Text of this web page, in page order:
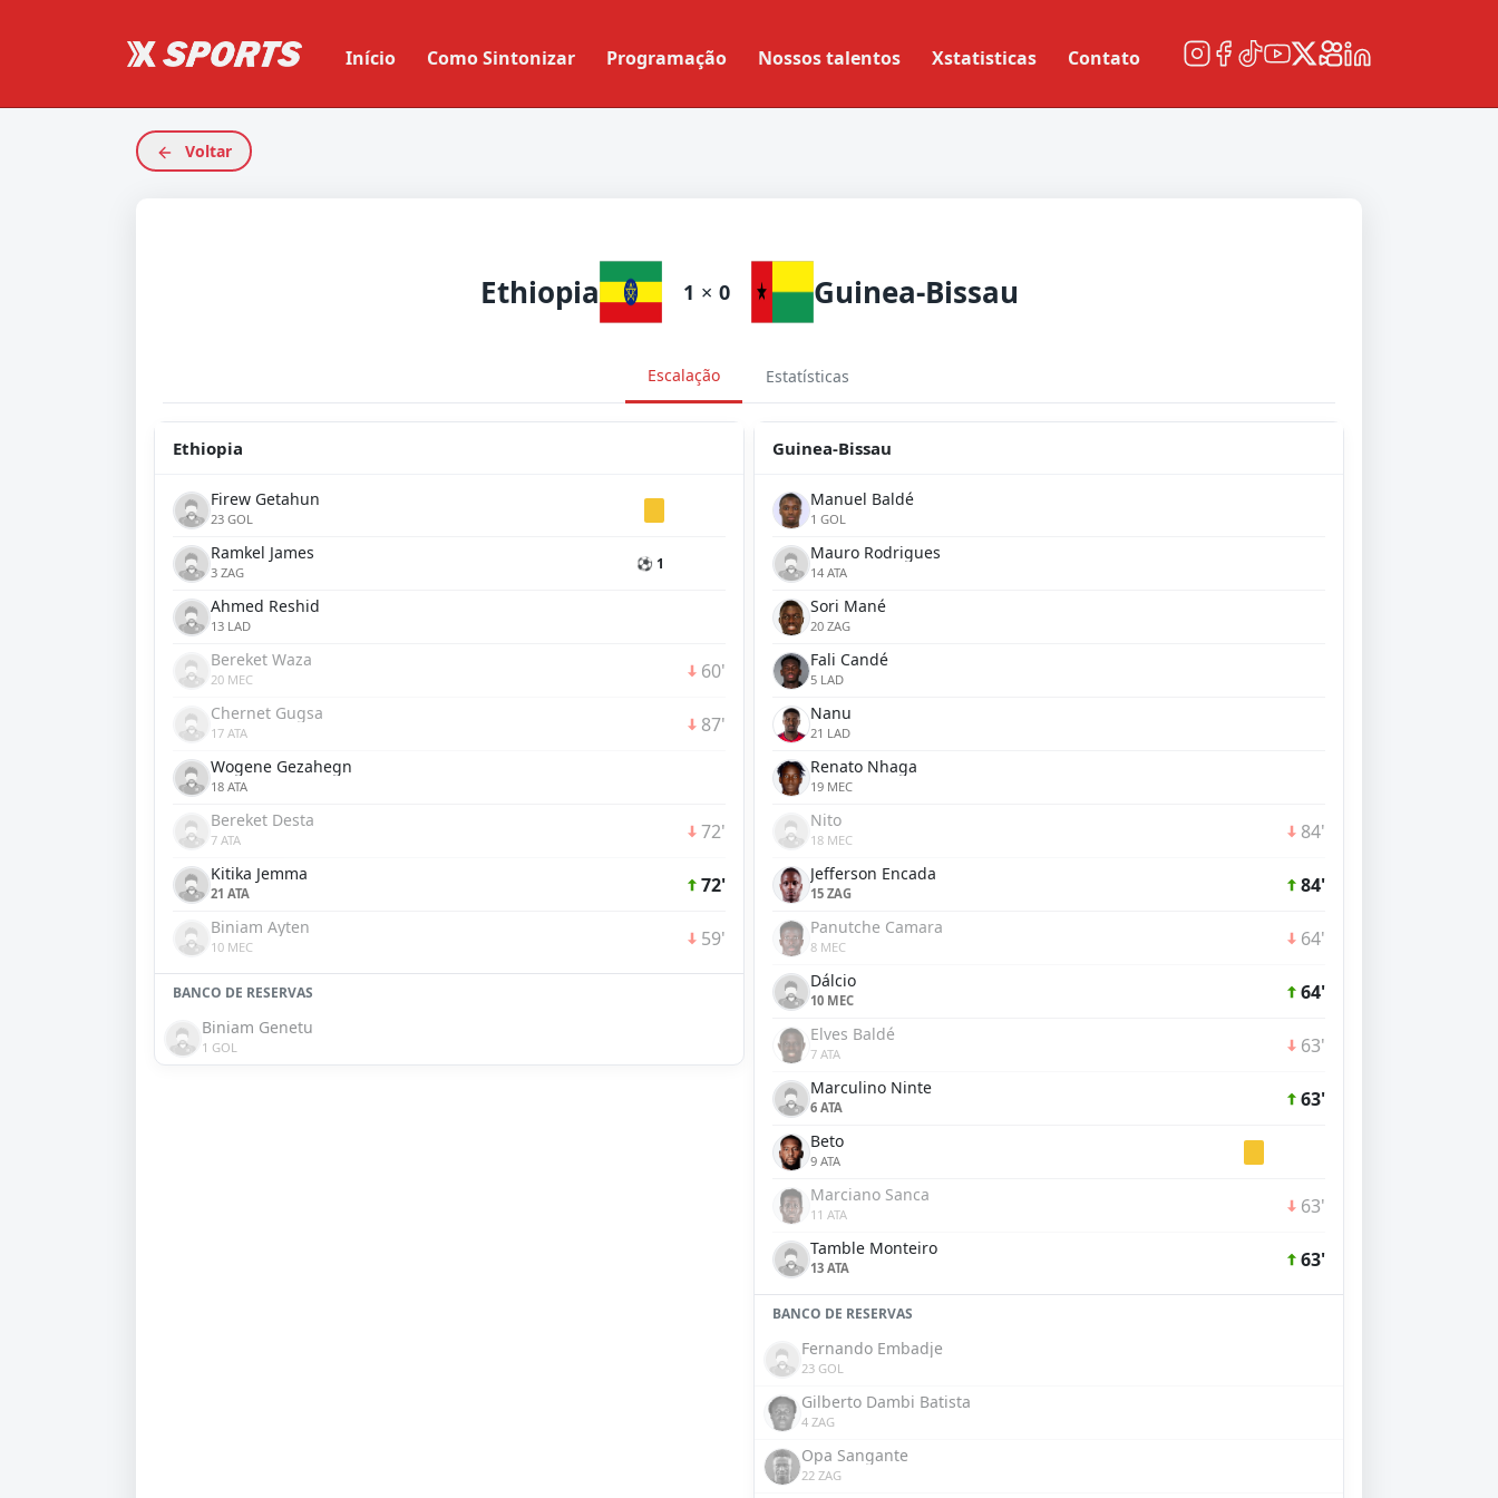
Início Como Sintonizar Programação Nossos talentos Xstatisticas Contato
Voltar
Ethiopia 1 × 0 Guinea-Bissau
Escalação Estatísticas
Ethiopia
Firew Getahun
23 GOL
Ramkel James
3 ZAG ⚽ 1
Ahmed Reshid
13 LAD
Bereket Waza
20 MEC 60'
Chernet Gugsa
17 ATA 87'
Wogene Gezahegn
18 ATA
Bereket Desta
7 ATA 72'
Kitika Jemma
21 ATA 72'
Biniam Ayten
10 MEC 59'
BANCO DE RESERVAS
Biniam Genetu
1 GOL
Guinea-Bissau
Manuel Baldé
1 GOL
Mauro Rodrigues
14 ATA
Sori Mané
20 ZAG
Fali Candé
5 LAD
Nanu
21 LAD
Renato Nhaga
19 MEC
Nito
18 MEC 84'
Jefferson Encada
15 ZAG 84'
Panutche Camara
8 MEC 64'
Dálcio
10 MEC 64'
Elves Baldé
7 ATA 63'
Marculino Ninte
6 ATA 63'
Beto
9 ATA
Marciano Sanca
11 ATA 63'
Tamble Monteiro
13 ATA 63'
BANCO DE RESERVAS
Fernando Embadje
23 GOL
Gilberto Dambi Batista
4 ZAG
Opa Sangante
22 ZAG